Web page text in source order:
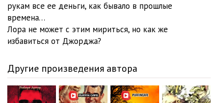
рукам все ее деньги, как бывало в прошлые
времена…
Лора не может с этим мириться, но как же
избавиться от Джорджа?
Другие произведения автора